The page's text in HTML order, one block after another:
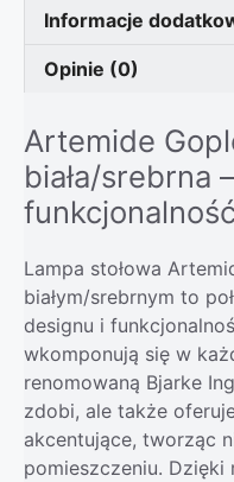
Informacje
Opinie (0)
Artemide
biała/srebrna
Lampa stołowa
białym/srebrnym to
designu i
wkomponują się w
renomowaną Bjarke
zdobi, ale także
akcentujące, tworząc
pomieszczeniu. Dzięki